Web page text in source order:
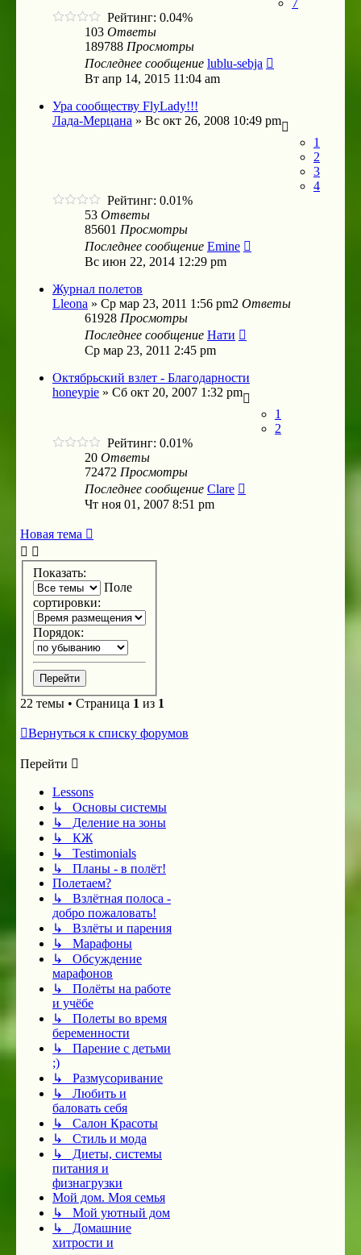
Рейтинг: 0.04%
103 Ответы
189788 Просмотры
Последнее сообщение lublu-sebja
Вт апр 14, 2015 11:04 am
Ура сообществу FlyLady!!!
Лада-Мерцана » Вс окт 26, 2008 10:49 pm
1
2
3
4
Рейтинг: 0.01%
53 Ответы
85601 Просмотры
Последнее сообщение Emine
Вс июн 22, 2014 12:29 pm
Журнал полетов
Lleona » Ср мар 23, 2011 1:56 pm2 Ответы
61928 Просмотры
Последнее сообщение Нати
Ср мар 23, 2011 2:45 pm
Октябрьский взлет - Благодарности
honeypie » Сб окт 20, 2007 1:32 pm
1
2
Рейтинг: 0.01%
20 Ответы
72472 Просмотры
Последнее сообщение Clare
Чт ноя 01, 2007 8:51 pm
Новая тема
Показать:
Поле
сортировки:
Порядок:
22 темы • Страница 1 из 1
Вернуться к списку форумов
Перейти
Lessons
↳ Основы системы
↳ Деление на зоны
↳ КЖ
↳ Testimonials
↳ Планы - в полёт!
Полетаем?
↳ Взлётная полоса -
добро пожаловать!
↳ Взлёты и парения
↳ Марафоны
↳ Обсуждение
марафонов
↳ Полёты на работе
и учёбе
↳ Полеты во время
беременности
↳ Парение с детьми
;)
↳ Размусоривание
↳ Любить и
баловать себя
↳ Салон Красоты
↳ Стиль и мода
↳ Диеты, системы
питания и
физнагрузки
Мой дом. Моя семья
↳ Мой уютный дом
↳ Домашние
хитрости и